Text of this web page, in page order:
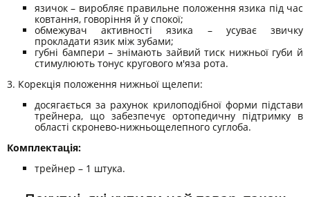
язичок – виробляє правильне положення язика під час
ковтання, говоріння й у спокої;
обмежувач активності язика – усуває звичку
прокладати язик між зубами;
губні бампери – знімають зайвий тиск нижньої губи й
стимулюють тонус кругового м'яза рота.
3. Корекція положення нижньої щелепи:
досягається за рахунок крилоподібної форми підстави
трейнера, що забезпечує ортопедичну підтримку в
області скронево-нижньощелепного суглоба.
Комплектація:
трейнер – 1 штука.